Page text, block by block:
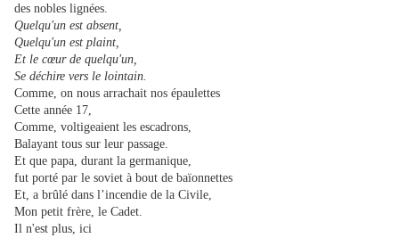
des nobles lignées.
Quelqu'un est absent,
Quelqu'un est plaint,
Et le cœur de quelqu'un,
Se déchire vers le lointain.
Comme, on nous arrachait nos épaulettes
Cette année 17,
Comme, voltigeaient les escadrons,
Balayant tous sur leur passage.
Et que papa, durant la germanique,
fut porté par le soviet à bout de baïonnettes
Et, a brûlé dans l’incendie de la Civile,
Mon petit frère, le Cadet.
Il n'est plus, ici